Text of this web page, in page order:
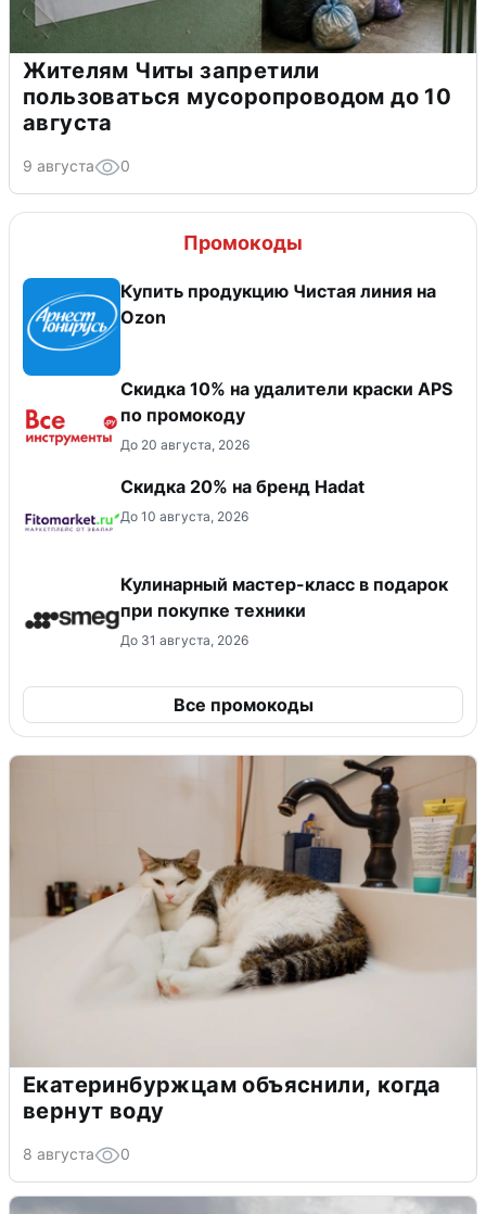
Жителям Читы запретили
пользоваться мусоропроводом до 10
августа
9 августа 0
Промокоды
Купить продукцию Чистая линия на
Ozon
Скидка 10% на удалители краски APS
по промокоду
До 20 августа, 2026
Скидка 20% на бренд Hadat
До 10 августа, 2026
Кулинарный мастер-класс в подарок
при покупке техники
До 31 августа, 2026
Все промокоды
Екатеринбуржцам объяснили, когда
вернут воду
8 августа 0